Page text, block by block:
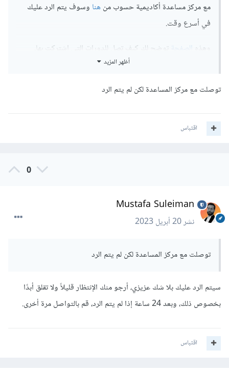
مع مركز مساعدة أكاديمية حسوب منهناوسوف يتم الرد عليك
في أسرع وقت.
وهذه الصفحة توضح لك كيف تصل للدورات التي اشتركت بها.
أظهر المزيد
توصلت مع مركز المساعدة لكن لم يتم الرد
اقتباس
0
Mustafa Suleiman
نشر20 أبريل 2023
توصلت مع مركز المساعدة لكن لم يتم الرد
سيتم الرد عليك بلا شك عزيزي، أرجو منك الإنتظار قليلاً ولا تقلق أبدًا
بخصوص ذلك، وبعد 24 ساعة إذا لم يتم الرد، قم بالتواصل مرة أخرى.
اقتباس